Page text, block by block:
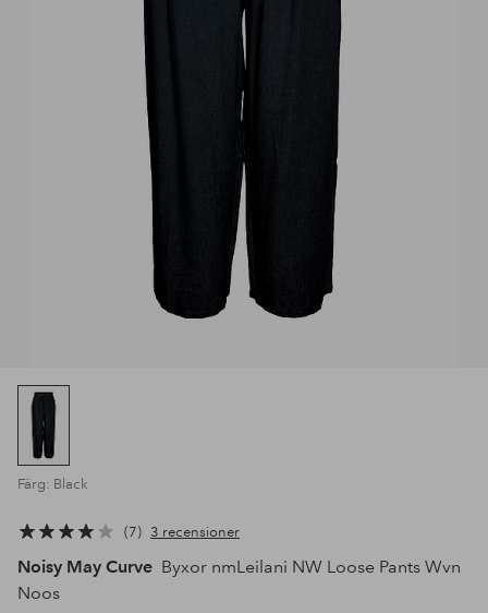
Färg: Black
7 3 recensioner
Noisy May Curve Byxor nmLeilani NW Loose Pants Wvn
Noos